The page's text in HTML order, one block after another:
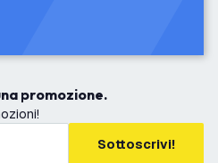
promozione.
Sottoscrivi!